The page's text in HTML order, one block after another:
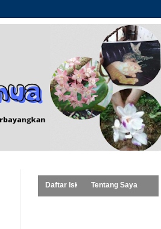
Daftar Isi Tentang Saya